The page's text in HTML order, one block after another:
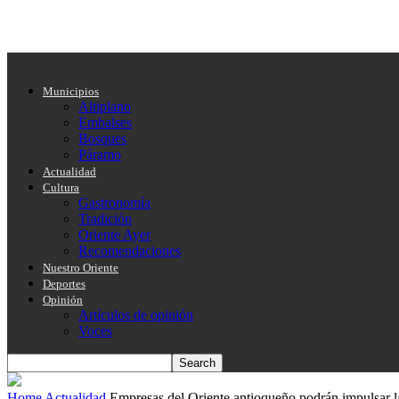
Municipios
Altiplano
Embalses
Bosques
Páramo
Actualidad
Cultura
Gastronomía
Tradición
Oriente Ayer
Recomendaciones
Nuestro Oriente
Deportes
Opinión
Artículos de opinión
Voces